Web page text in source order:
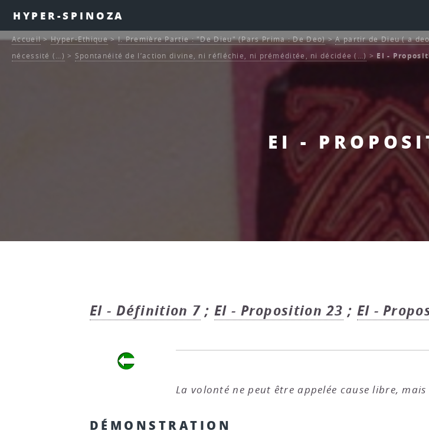
HYPER-SPINOZA
EI -
Accueil>Hyper-Ethique>I. Première Partie : "De Dieu" (Pars Prima : De Deo)>A partir de Dieu ( a
nécessité (…) > Spontanéité de l’action divine, ni réfléchie, ni préméditée, ni décidée (…) > EI -
EI - Définition 7 ;EI - Proposition 23 ; EI -
La volonté ne peut être appelée cause libre, mais
DÉMONSTRATION